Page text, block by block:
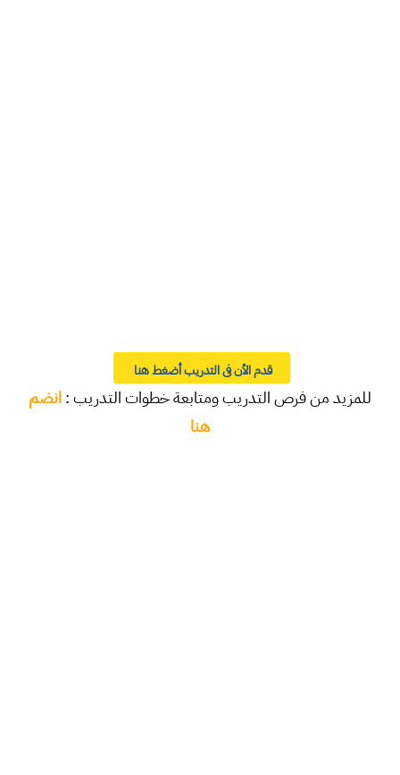
قدم الأن فى التدريب أضغط هنا
للمزيد من فرص التدريب ومتابعة خطوات التدريب :انضم
هنا